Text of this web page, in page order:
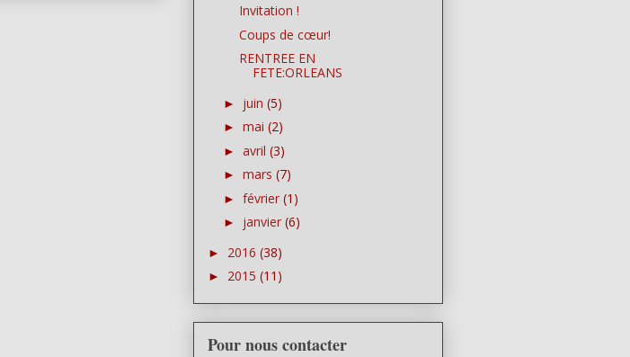
Invitation !
Coups de cœur!
RENTREE EN
FETE:ORLEANS
► juin (5)
► mai (2)
► avril (3)
► mars (7)
► février (1)
► janvier (6)
► 2016 (38)
► 2015 (11)
Pour nous contacter